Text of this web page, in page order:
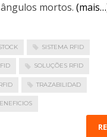
mortos.
SISTEMA RFID
SOLUÇÕES RFID
TRAZABILIDAD